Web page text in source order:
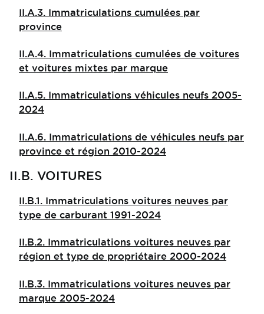
II.A.3. Immatriculations cumulées par
province
II.A.4. Immatriculations cumulées de voitures
et voitures mixtes par marque
II.A.5. Immatriculations véhicules neufs 2005-
2024
II.A.6. Immatriculations de véhicules neufs par
province et région 2010-2024
II.B. VOITURES
II.B.1. Immatriculations voitures neuves par
type de carburant 1991-2024
II.B.2. Immatriculations voitures neuves par
région et type de propriétaire 2000-2024
II.B.3. Immatriculations voitures neuves par
marque 2005-2024